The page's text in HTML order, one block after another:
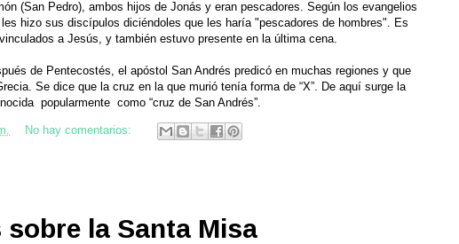
(San Pedro), ambos hijos de Jonás y eran pescadores. Según los evangelios
hizo sus discípulos diciéndoles que les haría "pescadores de hombres". Es
a Jesús, y también estuvo presente en la última cena.
de Pentecostés, el apóstol San Andrés predicó en muchas regiones y que
Se dice que la cruz en la que murió tenía forma de “X”. De aquí surge la
popularmente como “cruz de San Andrés”.
No hay comentarios:
sobre la Santa Misa